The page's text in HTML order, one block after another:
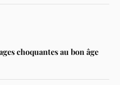
choquantes au bon âge